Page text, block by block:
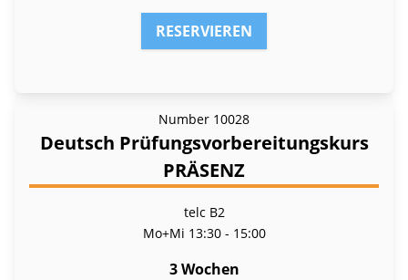
RESERVIEREN
Number 10028
Deutsch Prüfungsvorbereitungskurs
PRÄSENZ
telc B2
Mo+Mi 13:30 - 15:00
3 Wochen